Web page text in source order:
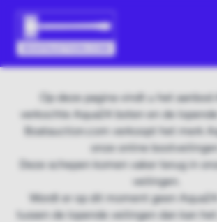
Op deze pagina vindt u het
verkochte Aqua24 boten en de
Boatauction.com verkoopt het merk
onze online
Deze schepen komen vaker terug in
veilingen.
Wordt er op dit moment geen
tussen de lopende veilingen dan kan